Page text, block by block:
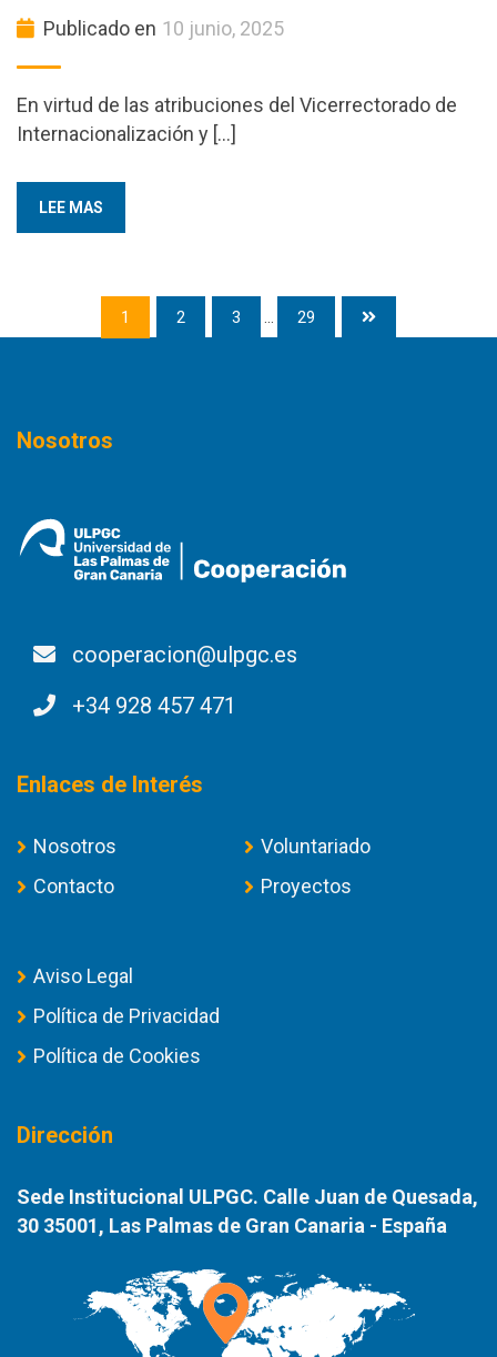
Publicado en 10 junio, 2025
En virtud de las atribuciones del Vicerrectorado de
Internacionalización y […]
LEE MAS
1 2 3 ... 29
Nosotros
cooperacion@ulpgc.es
+34 928 457 471
Enlaces de Interés
Nosotros
Voluntariado
Contacto
Proyectos
Aviso Legal
Política de Privacidad
Política de Cookies
Dirección
Sede Institucional ULPGC. Calle Juan de Quesada,
30 35001, Las Palmas de Gran Canaria - España